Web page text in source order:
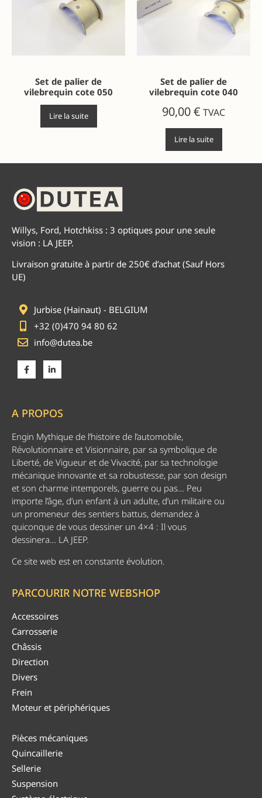
Set de palier de
vilebrequin cote 050
Lire la suite
Set de palier de
vilebrequin cote 040
90,00€ TVAC
Lire la suite
Willys, Ford, Hotchkiss : 3 optiques pour une seule
vision : LA JEEP.
Livraison gratuite à partir de 250€ d’achat (Sauf Hors
UE)
Jurbise (Hainaut) - BELGIUM
+32 (0)470 94 80 62
info@dutea.be
A PROPOS
Engin Mythique de l’histoire de l’automobile,
Révolutionnaire et Visionnaire, par sa symbolique de
Liberté, de Vigueur et de Vivacité, par sa technologie
mécanique innovante et sa robustesse, par son design
et son charme intemporels, guerre ou pas… Peu
importe l’âge, d’un enfant à un adulte, d’un militaire ou
un promeneur des sentiers battus, demandez à
quiconque de vous dessiner un 4×4 : Il vous
dessinera… LA JEEP.
Ce site web est en constante évolution.
PARCOURIR NOTRE WEBSHOP
Accessoires
Carrosserie
Châssis
Direction
Divers
Frein
Moteur et périphériques
Pièces mécaniques
Quincaillerie
Sellerie
Suspension